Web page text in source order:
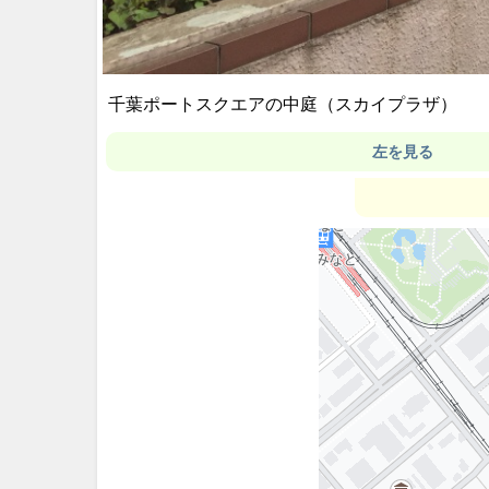
千葉ポートスクエアの中庭（スカイプラザ）
左を見る